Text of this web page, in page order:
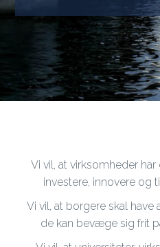
Vi vil, at virksomheder
investere, innovere og
Vi vil, at borgere skal
de kan bevæge sig frit